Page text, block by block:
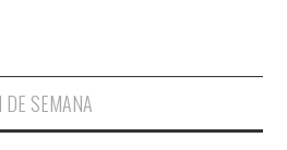
DE SEMANA